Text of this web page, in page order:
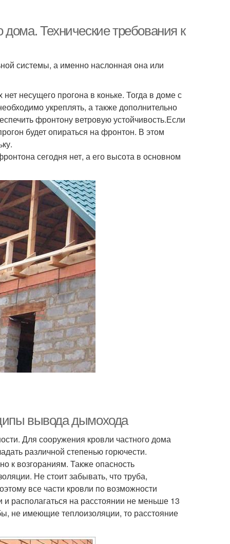
Технические требования к
системы, а именно наслонная она или
несущего прогона в коньке. Тогда в доме с
укреплять, а также дополнительно
фронтону ветровую устойчивость.Если
будет опираться на фронтон. В этом
сегодня нет, а его высота в основном
вывода дымохода
Для сооружения кровли частного дома
различной степенью горючести.
к возгораниям. Также опасность
Не стоит забывать, что труба,
все части кровли по возможности
располагаться на расстоянии не меньше 13
не имеющие теплоизоляции, то расстояние